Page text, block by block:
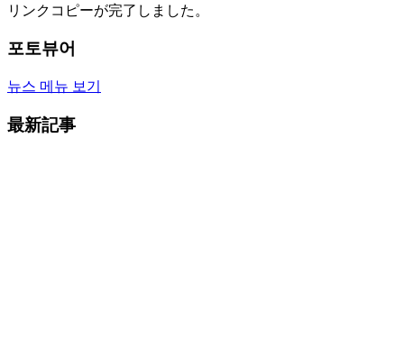
リンクコピーが完了しました。
포토뷰어
뉴스 메뉴 보기
最新記事